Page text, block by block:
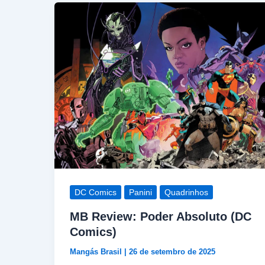
DC Comics Panini Quadrinhos
MB Review: Poder Absoluto (DC
Comics)
Mangás Brasil | 26 de setembro de 2025